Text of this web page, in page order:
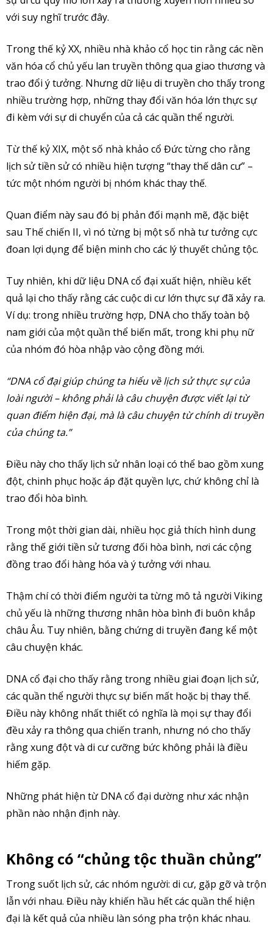
với suy nghĩ trước đây.
Trong thế kỷ XX, nhiều nhà khảo cổ học tin rằng các nền
văn hóa cổ chủ yếu lan truyền thông qua giao thương và
trao đổi ý tưởng. Nhưng dữ liệu di truyền cho thấy trong
nhiều trường hợp, những thay đổi văn hóa lớn thực sự
đi kèm với sự di chuyển của cả các quần thể người.
Từ thế kỷ XIX, một số nhà khảo cổ Đức từng cho rằng
lịch sử tiền sử có nhiều hiện tượng “thay thế dân cư” –
tức một nhóm người bị nhóm khác thay thế.
Quan điểm này sau đó bị phản đối mạnh mẽ, đặc biệt
sau Thế chiến II, vì nó từng bị một số nhà tư tưởng cực
đoan lợi dụng để biện minh cho các lý thuyết chủng tộc.
Tuy nhiên, khi dữ liệu DNA cổ đại xuất hiện, nhiều kết
quả lại cho thấy rằng các cuộc di cư lớn thực sự đã xảy ra.
Ví dụ: trong nhiều trường hợp, DNA cho thấy toàn bộ
nam giới của một quần thể biến mất, trong khi phụ nữ
của nhóm đó hòa nhập vào cộng đồng mới.
“DNA cổ đại giúp chúng ta hiểu về lịch sử thực sự của
loài người – không phải là câu chuyện được viết lại từ
quan điểm hiện đại, mà là câu chuyện từ chính di truyền
của chúng ta.”
Điều này cho thấy lịch sử nhân loại có thể bao gồm xung
đột, chinh phục hoặc áp đặt quyền lực, chứ không chỉ là
trao đổi hòa bình.
Trong một thời gian dài, nhiều học giả thích hình dung
rằng thế giới tiền sử tương đối hòa bình, nơi các cộng
đồng trao đổi hàng hóa và ý tưởng với nhau.
Thậm chí có thời điểm người ta từng mô tả người Viking
chủ yếu là những thương nhân hòa bình đi buôn khắp
châu Âu. Tuy nhiên, bằng chứng di truyền đang kể một
câu chuyện khác.
DNA cổ đại cho thấy rằng trong nhiều giai đoạn lịch sử,
các quần thể người thực sự biến mất hoặc bị thay thế.
Điều này không nhất thiết có nghĩa là mọi sự thay đổi
đều xảy ra thông qua chiến tranh, nhưng nó cho thấy
rằng xung đột và di cư cưỡng bức không phải là điều
hiếm gặp.
Những phát hiện từ DNA cổ đại dường như xác nhận
phần nào nhận định này.
Không có “chủng tộc thuần chủng”
Trong suốt lịch sử, các nhóm người: di cư, gặp gỡ và trộn
lẫn với nhau. Điều này khiến hầu hết các quần thể hiện
đại là kết quả của nhiều làn sóng pha trộn khác nhau.